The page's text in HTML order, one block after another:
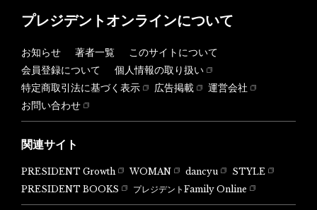
プレジデントオンラインについて
お知らせ 著者一覧
このサイトについて
会員登録について
個人情報の取り扱い
特定商取引法に基づく表示
広告掲載
運営会社
お問い合わせ
関連サイト
PRESIDENT Growth WOMAN dancyu
STYLE
PRESIDENT BOOKS
プレジデントFamily Online